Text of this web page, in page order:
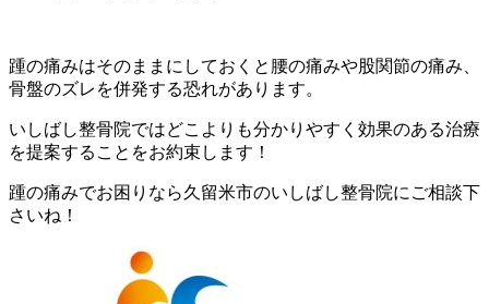
踵の痛みはそのままにしておくと腰の痛みや股関節の痛み、
骨盤のズレを併発する恐れがあります。
いしばし整骨院ではどこよりも分かりやすく効果のある治療
を提案することをお約束します！
踵の痛みでお困りなら久留米市のいしばし整骨院にご相談下
さいね！